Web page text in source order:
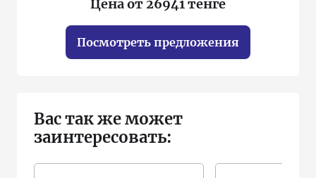
Цена от 26941 тенге
Посмотреть предложения
Вас так же может
заинтересовать: